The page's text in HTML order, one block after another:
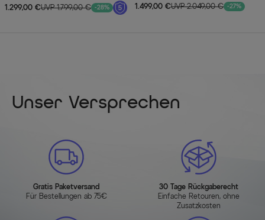
1.299,00 €UVP 1.799,00 € -28% Kaffeetisch
1.499,00 €UVP 2.049,00 € -27%
Unser Versprechen
Gratis Paketversand
Für Bestellungen ab 75€
30 Tage Rückgaberecht
Einfache Retouren, ohne
Zusatzkosten